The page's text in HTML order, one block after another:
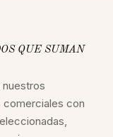
QUE SUMAN
nuestros
comerciales con